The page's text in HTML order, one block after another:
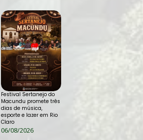
Festival Sertanejo do
Macundu promete três
dias de música,
esporte e lazer em Rio
Claro
06/08/2026